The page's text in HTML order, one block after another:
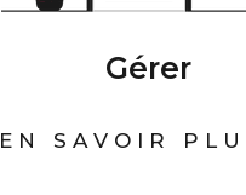
Gérer
EN SAVOIR